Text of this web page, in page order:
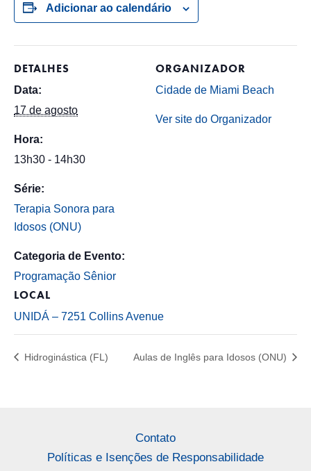
Adicionar ao calendário
DETALHES
Data:
17 de agosto
Hora:
13h30 - 14h30
Série:
Terapia Sonora para
Idosos (ONU)
Categoria de Evento:
Programação Sênior
LOCAL
UNIDÁ – 7251 Collins Avenue
ORGANIZADOR
Cidade de Miami Beach
Ver site do Organizador
Hidroginástica (FL) Aulas de Inglês para Idosos (ONU)
Contato
Políticas e Isenções de Responsabilidade